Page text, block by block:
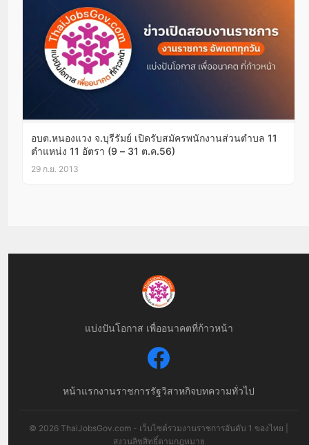
อบต.หนองแวง จ.บุรีรัมย์ เปิดรับสมัครพนักงานส่วนตำบล 11
ตำแหน่ง 11 อัตรา (9 – 31 ต.ค.56)
29 ก.ย. 2013
แบ่งปันโอกาส เพื่ออนาคตที่ก้าวหน้า
หน้าแรกงานราชการรัฐวิสาหกิจบทความทั่วไป
© 2026 ThaiJobsGov.com - เว็บไซต์รวมงานราชการอันดับ 1 ของไทย |
สงวนลิขสิทธิ์ตามกฎหมาย